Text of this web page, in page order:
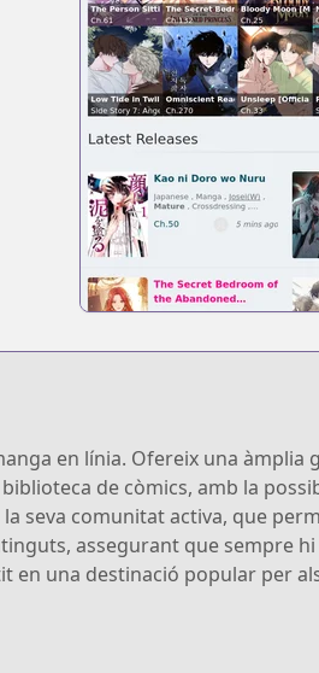
en línia. Ofereix una
de còmics, amb la
seva comunitat activa, que
assegurant que sempre
en una destinació popular per